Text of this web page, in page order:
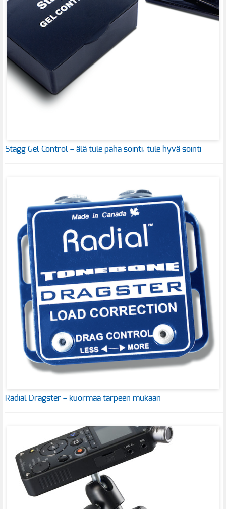
Stagg Gel Control – älä tule paha sointi, tule hyvä sointi
Radial Dragster – kuormaa tarpeen mukaan